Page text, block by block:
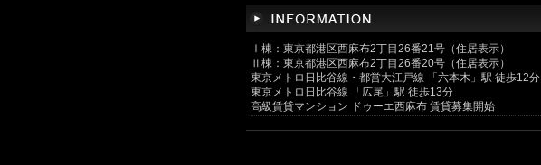
Ⅰ棟：東京都港区西麻布2丁目26番21号（住居表示）
Ⅱ棟：東京都港区西麻布2丁目26番20号（住居表示）
東京メトロ日比谷線・都営大江戸線 「六本木」駅 徒歩12分
東京メトロ日比谷線 「広尾」駅 徒歩13分
高級賃貸マンション ドゥーエ西麻布 賃貸募集開始